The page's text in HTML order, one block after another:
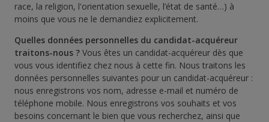
race, la religion, l'orientation sexuelle, l’état de santé…) à
moins que vous ne le demandiez explicitement.
Quelles données personnelles du candidat-acquéreur
traitons-nous ? Vous êtes un candidat-acquéreur dès que
vous vous identifiez chez nous à cette fin. Nous traitons les
données personnelles suivantes pour un candidat-acquéreur :
nous enregistrons vos nom, adresse e-mail et numéro de
téléphone mobile. Nous enregistrons vos souhaits et vos
besoins concernant le bien que vous recherchez, ainsi que